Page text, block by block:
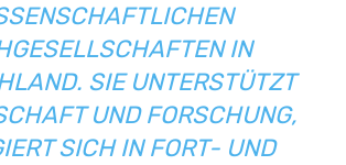
F
IN D
SIE UNTERSTÜTZT W
UND FORSCHUNG, E
SICH IN FORT- UND W